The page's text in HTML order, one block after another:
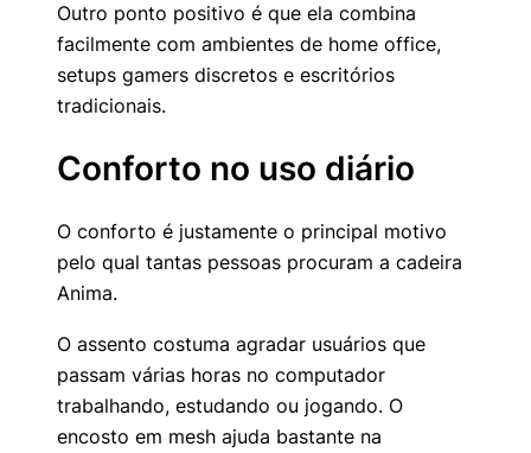
Outro ponto positivo é que ela combina
facilmente com ambientes de home office,
setups gamers discretos e escritórios
tradicionais.
Conforto no uso diário
O conforto é justamente o principal motivo
pelo qual tantas pessoas procuram a cadeira
Anima.
O assento costuma agradar usuários que
passam várias horas no computador
trabalhando, estudando ou jogando. O
encosto em mesh ajuda bastante na